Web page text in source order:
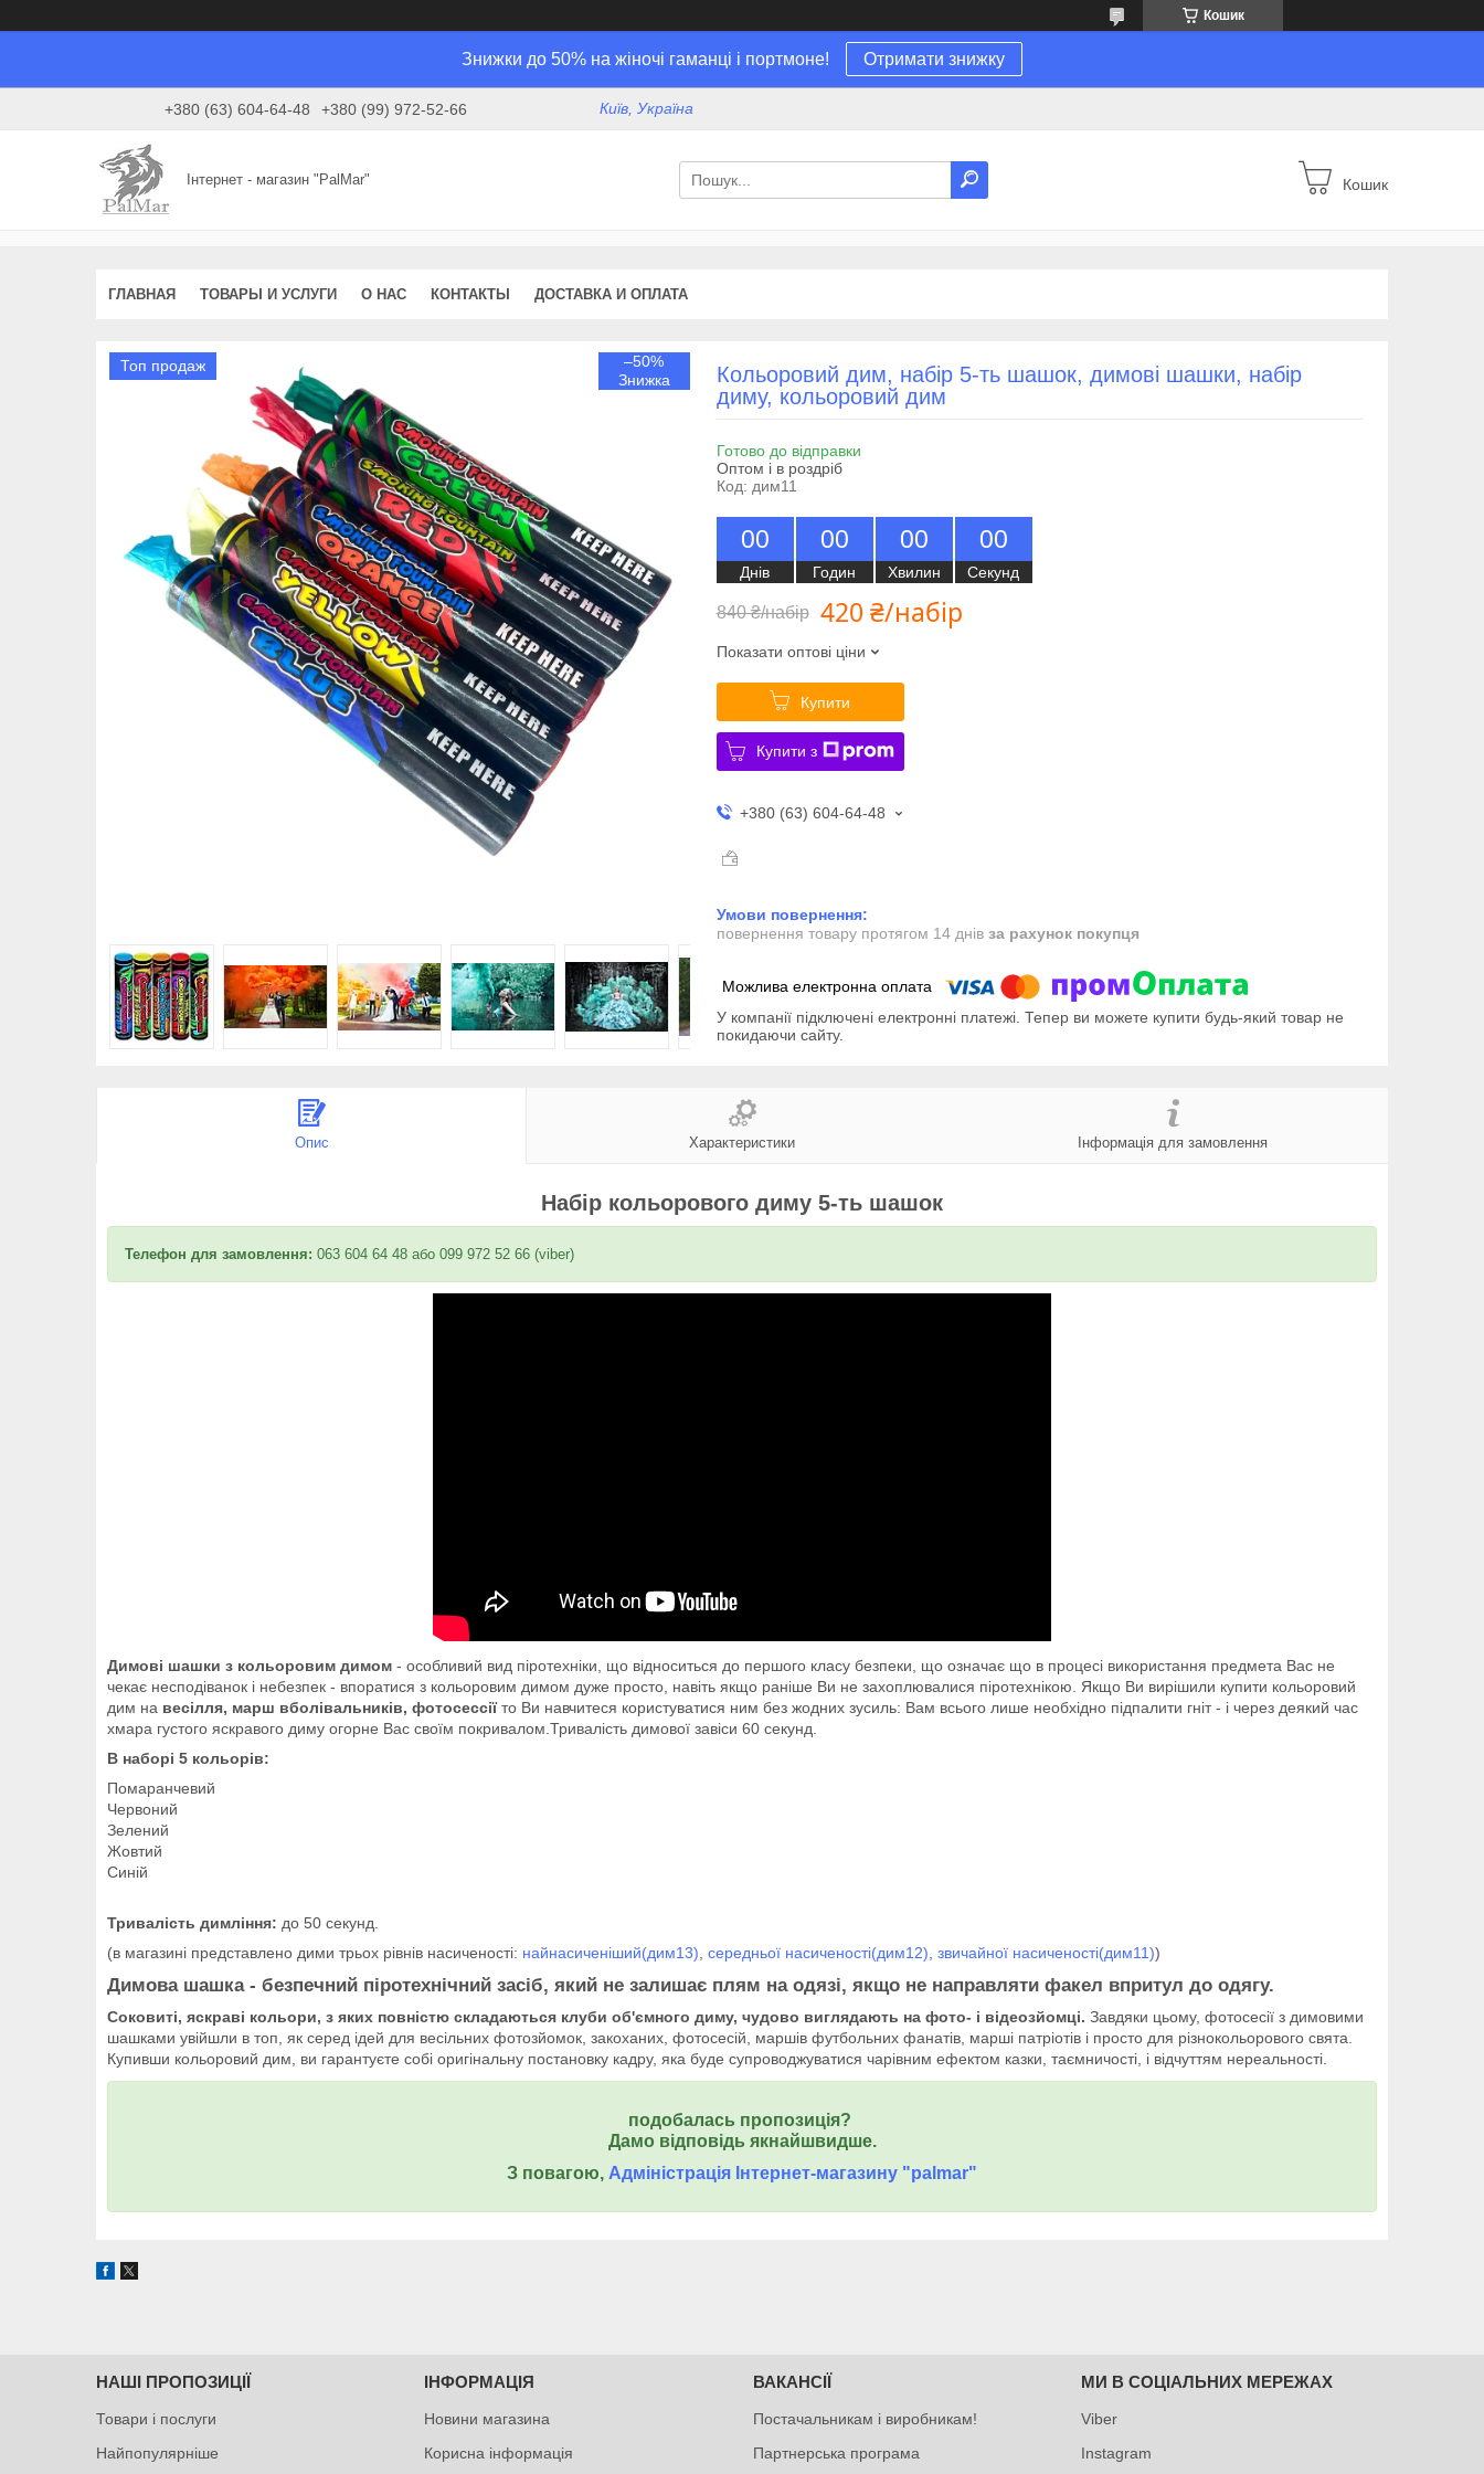
Кошик
Знижки до 50% на жіночі гаманці і портмоне! Отримати знижку
+380 (63) 604-64-48 +380 (99) 972-52-66 Київ, Україна
Інтернет - магазин "PalMar" Кошик
ГЛАВНАЯ ТОВАРЫ И УСЛУГИ О НАС КОНТАКТЫ ДОСТАВКА И ОПЛАТА
Топ продаж –50%
Кольоровий дим, набір 5-ть шашок, димові шашки, набір
диму, кольоровий дим
Готово до відправки
Оптом і в роздріб
Код: дим11
00
Днів
00
Годин
00
Хвилин
00
Секунд
840 ₴/набір 420 ₴/набір
Показати оптові ціни
Купити
Купити з
+380 (63) 604-64-48
повернення товару протягом 14 днів за рахунок покупця
У компанії підключені електронні платежі. Тепер ви можете купити будь-який товар не
покидаючи сайту.
Опис Характеристики Інформація для замовлення
Набір кольорового диму 5-ть шашок
Телефон для замовлення: 063 604 64 48 або 099 972 52 66 (viber)
Димові шашки з кольоровим димом - особливий вид піротехніки, що відноситься до першого класу безпеки, що означає що в процесі використання предмета Вас не
чекає несподіванок і небезпек - впоратися з кольоровим димом дуже просто, навіть якщо раніше Ви не захоплювалися піротехнікою. Якщо Ви вирішили купити кольоровий
дим на весілля, марш вболівальників, фотосессіїто Ви навчитеся користуватися ним без жодних зусиль: Вам всього лише необхідно підпалити гніт - і через деякий час
хмара густого яскравого диму огорне Вас своїм покривалом.Тривалість димової завіси 60 секунд.
В наборі 5 кольорів:
Помаранчевий
Червоний
Зелений
Жовтий
Синій
Тривалість димління: до 50 секунд.
(в магазині представлено дими трьох рівнів насиченості: найнасиченіший(дим13), середньої насиченості(дим12), звичайної насиченості(дим11))
Димова шашка- безпечний піротехнічний засіб, який не залишає плям на одязі, якщо не направляти факел впритул до одягу.
Соковиті, яскраві кольори, з яких повністю складаються клуби об'ємного диму, чудово виглядають на фото- і відеозйомці. Завдяки цьому, фотосесії з димовими
шашками увійшли в топ, як серед ідей для весільних фотозйомок, закоханих, фотосесій, маршів футбольних фанатів, марші патріотів і просто для різнокольорового свята.
Купивши кольоровий дим, ви гарантуєте собі оригінальну постановку кадру, яка буде супроводжуватися чарівним ефектом казки, таємничості, і відчуттям нереальності.
подобалась пропозиція?
Дамо відповідь якнайшвидше.
З повагою, Адміністрація Інтернет-магазину "palmar"
НАШІ ПРОПОЗИЦІЇ
Товари і послуги
Найпопулярніше
ІНФОРМАЦІЯ
Новини магазина
Корисна інформація
ВАКАНСІЇ
Постачальникам і виробникам!
Партнерська програма
МИ В СОЦІАЛЬНИХ МЕРЕЖАХ
Viber
Instagram